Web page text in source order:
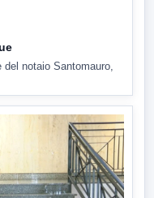
notaio Santomauro,